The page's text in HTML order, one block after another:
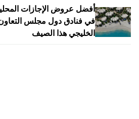
أفضل عروض الإجازات
في فنادق دول مجلس
الخليجي هذا الصيف